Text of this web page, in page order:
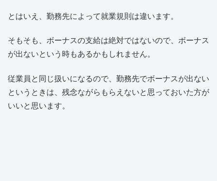
とはいえ、勤務先によって就業規則は違います。
そもそも、ボーナスの支給は絶対ではないので、ボーナス
が出ないという時もあるかもしれません。
従業員と同じ扱いになるので、勤務先でボーナスが出ない
というときは、残念ながらもらえないと思っておいた方が
いいと思います。